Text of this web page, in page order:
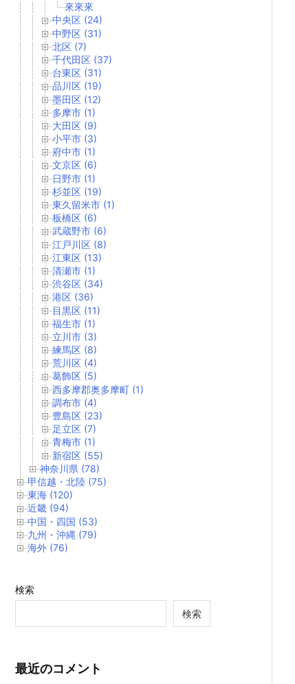
來來來
中央区 (24)
中野区 (31)
北区 (7)
千代田区 (37)
台東区 (31)
品川区 (19)
墨田区 (12)
多摩市 (1)
大田区 (9)
小平市 (3)
府中市 (1)
文京区 (6)
日野市 (1)
杉並区 (19)
東久留米市 (1)
板橋区 (6)
武蔵野市 (6)
江戸川区 (8)
江東区 (13)
清瀬市 (1)
渋谷区 (34)
港区 (36)
目黒区 (11)
福生市 (1)
立川市 (3)
練馬区 (8)
荒川区 (4)
葛飾区 (5)
西多摩郡奥多摩町 (1)
調布市 (4)
豊島区 (23)
足立区 (7)
青梅市 (1)
新宿区 (55)
神奈川県 (78)
甲信越・北陸 (75)
東海 (120)
近畿 (94)
中国・四国 (53)
九州・沖縄 (79)
海外 (76)
検索
検索
最近のコメント